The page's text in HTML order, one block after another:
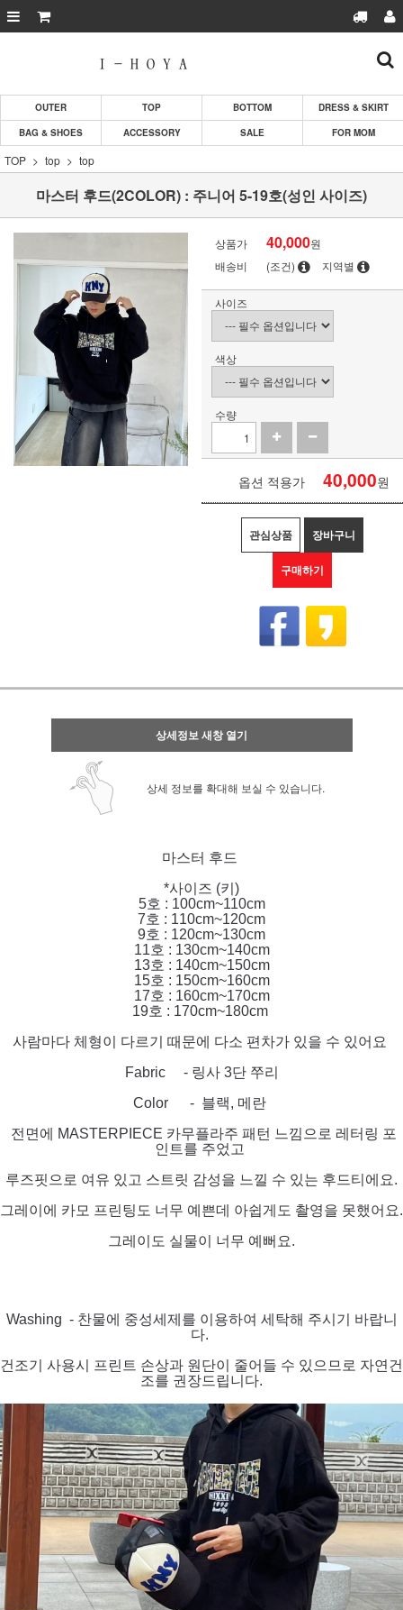
OUTER TOP BOTTOM
DRESS & SKIRT
BAG & SHOES
ACCESSORY SALE FOR MOM
TOP top top
마스터 후드(2COLOR) : 주니어 5-19호(성인 사이즈)
상품가 40,000원
배송비
(조건) 지역별
사이즈
색상
수량
옵션 적용가 40,000원
관심상품 장바구니
구매하기
상세정보 새창 열기
상세 정보를 확대해 보실 수 있습니다.
마스터 후드
*사이즈 (키)
5호 : 100cm~110cm
7호 : 110cm~120cm
9호 : 120cm~130cm
11호 : 130cm~140cm
13호 : 140cm~150cm
15호 : 150cm~160cm
17호 : 160cm~170cm
19호 : 170cm~180cm
사람마다 체형이 다르기 때문에 다소 편차가 있을 수 있어요
Fabric - 링사 3단 쭈리
Color - 블랙, 메란
전면에 MASTERPIECE 카무플라주 패턴 느낌으로 레터링 포
인트를 주었고
루즈핏으로 여유 있고 스트릿 감성을 느낄 수 있는 후드티에요.
그레이에 카모 프린팅도 너무 예쁜데 아쉽게도 촬영을 못했어요.
그레이도 실물이 너무 예뻐요.
Washing - 찬물에 중성세제를 이용하여 세탁해 주시기 바랍니
다.
건조기 사용시 프린트 손상과 원단이 줄어들 수 있으므로 자연건
조를 권장드립니다.